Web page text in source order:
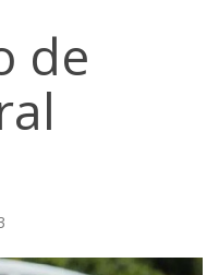
de